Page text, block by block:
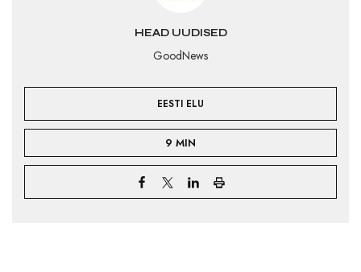
HEAD UUDISED
GoodNews
EESTI ELU
9 MIN